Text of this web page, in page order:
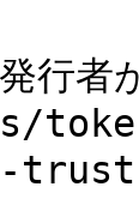
行